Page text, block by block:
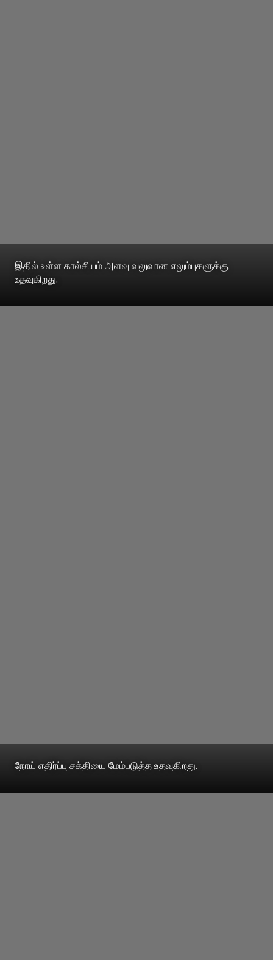
இதில் உள்ள கால்சியம் அளவு வலுவான எலும்புகளுக்கு
உதவுகிறது.
நோய் எதிர்ப்பு சக்தியை மேம்படுத்த உதவுகிறது.